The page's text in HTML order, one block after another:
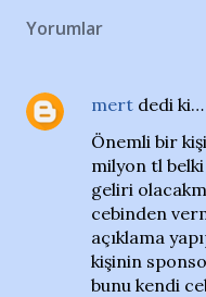
Yorumlar
mert dedi ki…
Önemli bir
milyon tl
geliri
cebinden
açıklama
kişinin
bunu kendi